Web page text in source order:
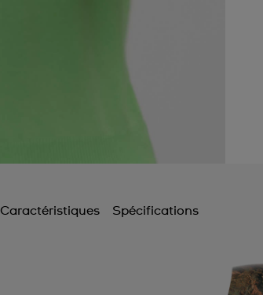
Caractéristiques Spécifications